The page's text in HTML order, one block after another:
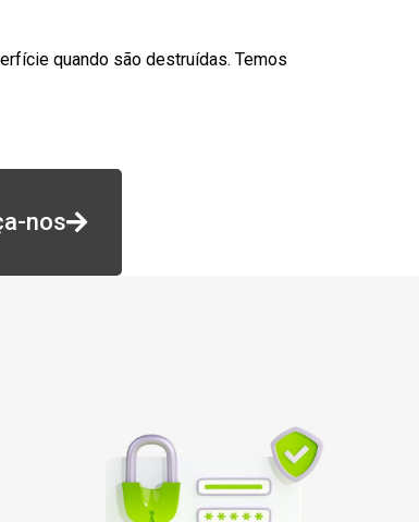
quando são destruídas. Temos
nos